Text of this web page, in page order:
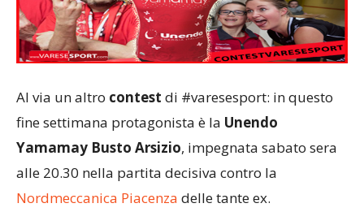
Al via un altro contest di #varesesport: in questo
fine settimana protagonista è la Unendo
Yamamay Busto Arsizio, impegnata sabato sera
alle 20.30 nella partita decisiva contro la
Nordmeccanica Piacenza delle tante ex.